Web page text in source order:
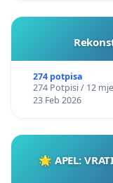
274 potpisa
274 Potpisi / 12
23 Feb 2026
🌟 APEL: